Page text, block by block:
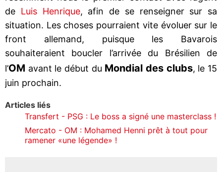
de Luis Henrique, afin de se renseigner sur sa
situation. Les choses pourraient vite évoluer sur le
front allemand, puisque les Bavarois
souhaiteraient boucler l’arrivée du Brésilien de
l’OM avant le début du Mondial des clubs, le 15
juin prochain.
Articles liés
Transfert - PSG : Le boss a signé une masterclass !
Mercato - OM : Mohamed Henni prêt à tout pour
ramener «une légende» !